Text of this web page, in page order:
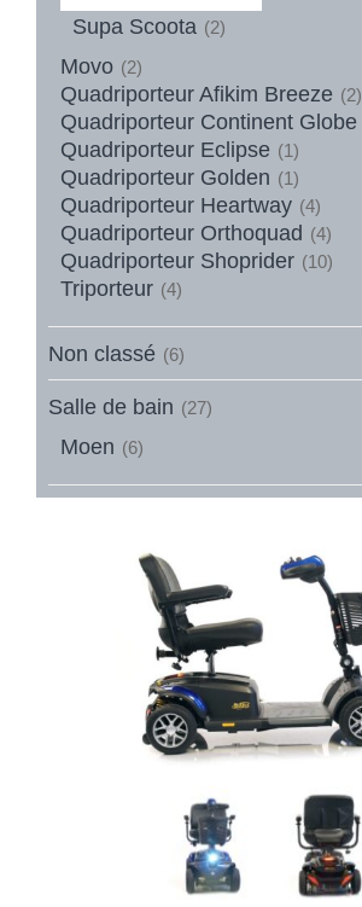
Supa Scoota (2)
Movo (2)
Quadriporteur Afikim Breeze (2)
Quadriporteur Continent Globe
Quadriporteur Eclipse (1)
Quadriporteur Golden (1)
Quadriporteur Heartway (4)
Quadriporteur Orthoquad (4)
Quadriporteur Shoprider (10)
Triporteur (4)
Non classé (6)
Salle de bain (27)
Moen (6)